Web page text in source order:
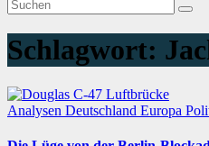
Schlagwort:
Analysen Deutschland Europa